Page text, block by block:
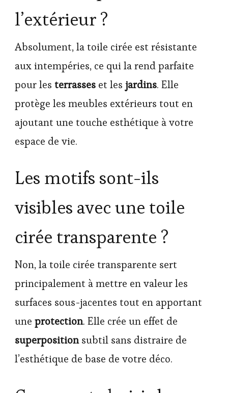
l’extérieur ?
Absolument, la toile cirée est résistante
aux intempéries, ce qui la rend parfaite
pour les terrasses et les jardins. Elle
protège les meubles extérieurs tout en
ajoutant une touche esthétique à votre
espace de vie.
Les motifs sont-ils
visibles avec une toile
cirée transparente ?
Non, la toile cirée transparente sert
principalement à mettre en valeur les
surfaces sous-jacentes tout en apportant
une protection. Elle crée un effet de
superpositionsubtil sans distraire de
l’esthétique de base de votre déco.